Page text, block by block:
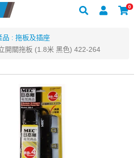
0
品 : 拖板及插座
開關拖板 (1.8米 黑色) 422-264